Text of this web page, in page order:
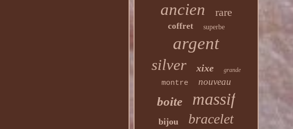
ancien rare
coffret superbe
argent
silver xixe grande
montre nouveau
boite massif
bijou bracelet